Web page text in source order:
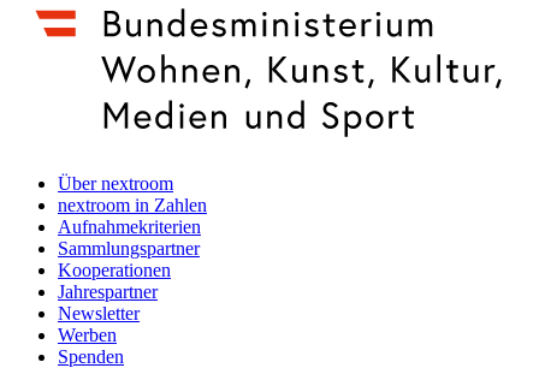
Über nextroom
nextroom in Zahlen
Aufnahmekriterien
Sammlungspartner
Kooperationen
Jahrespartner
Newsletter
Werben
Spenden